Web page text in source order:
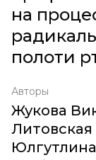
на
полоти
Авторы
Жукова